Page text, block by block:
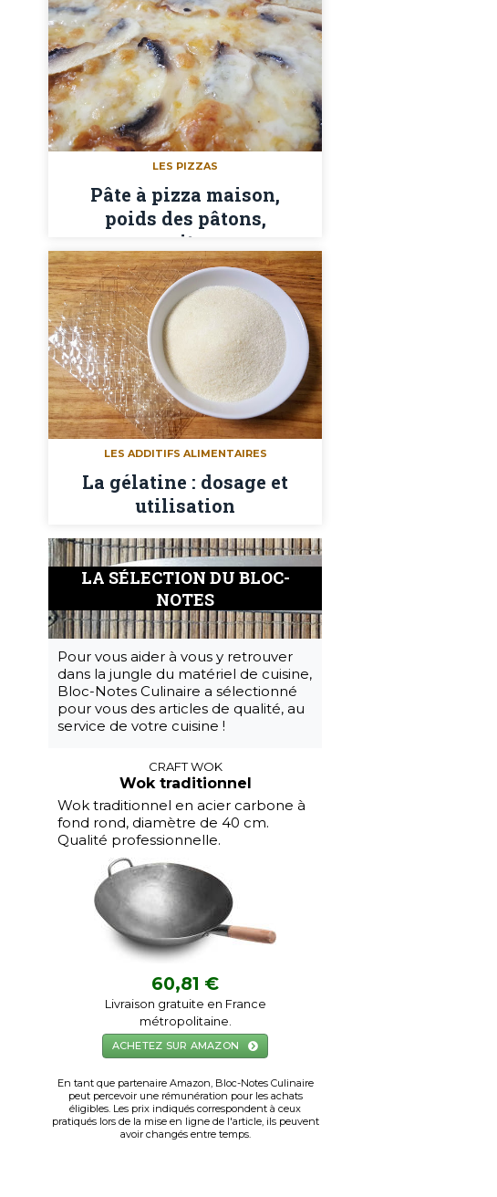
LES PIZZAS
Pâte à pizza maison,
poids des pâtons,
garnitures
LES ADDITIFS ALIMENTAIRES
La gélatine : dosage et
utilisation
LA SÉLECTION DU BLOC-
NOTES
Pour vous aider à vous y retrouver
dans la jungle du matériel de cuisine,
Bloc-Notes Culinaire a sélectionné
pour vous des articles de qualité, au
service de votre cuisine !
CRAFT WOK
Wok traditionnel
Wok traditionnel en acier carbone à
fond rond, diamètre de 40 cm.
Qualité professionnelle.
60,81 €
Livraison gratuite en France
métropolitaine.
ACHETEZ SUR AMAZON
En tant que partenaire Amazon, Bloc-Notes Culinaire
peut percevoir une rémunération pour les achats
éligibles. Les prix indiqués correspondent à ceux
pratiqués lors de la mise en ligne de l'article, ils peuvent
avoir changés entre temps.